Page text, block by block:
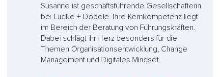
Susanne ist geschäftsführende Gesellschafterin
bei Lüdke + Döbele. Ihre Kernkompetenz liegt
im Bereich der Beratung von Führungskräften.
Dabei schlägt ihr Herz besonders für die
Themen Organisationsentwicklung, Change
Management und Digitales Mindset.